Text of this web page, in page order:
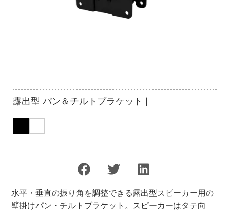
露出型 パン＆チルトブラケット |
水平・垂直の振り角を調整できる露出型スピーカー用の
壁掛けパン・チルトブラケット。スピーカーはタテ向